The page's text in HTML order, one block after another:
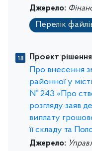
Джерело:
Перелік
Проект
Про внесення
районної у
№ 243 «Про
розгляду заяв
виплату
її складу та
Джерело: